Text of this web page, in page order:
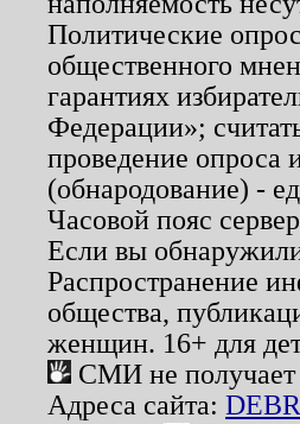
Политические
общественного
гарантиях
Федерации»;
проведение опроса
(обнародование) -
Часовой пояс
Если вы
Распространение
общества,
женщин. 16+ для
СМИ не получает
Адреса сайта: